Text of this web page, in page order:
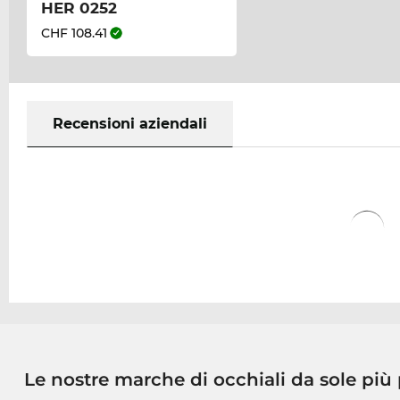
HER 0252
CHF 108.41
Recensioni aziendali
Le nostre marche di occhiali da sole più